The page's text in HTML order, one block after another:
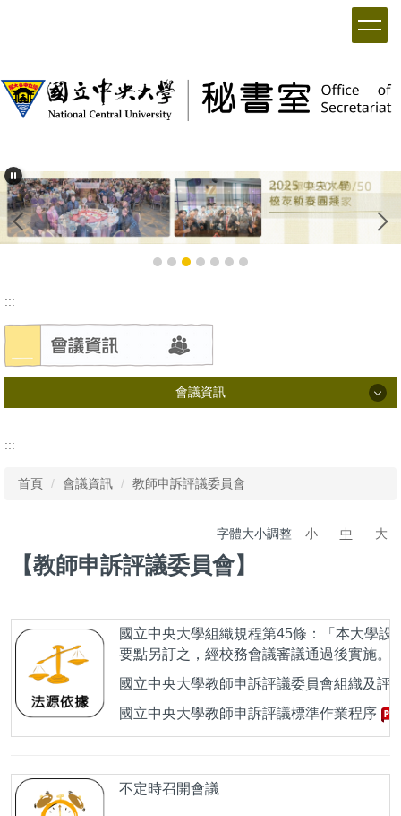
:::
會議資訊
:::
首頁 會議資訊 教師申訴評議委員會
字體大小調整 小 中 大
【教師申訴評議委員會】
國立中央大學組織規程第45條：「本大學
要點另訂之，經校務會議審議通過後實施。
國立中央大學教師申訴評議委員會組織及評
國立中央大學教師申訴評議標準作業程序
不定時召開會議